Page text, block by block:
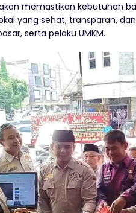
memastikan kebutuhan
yang sehat, transparan,
serta pelaku UMKM.